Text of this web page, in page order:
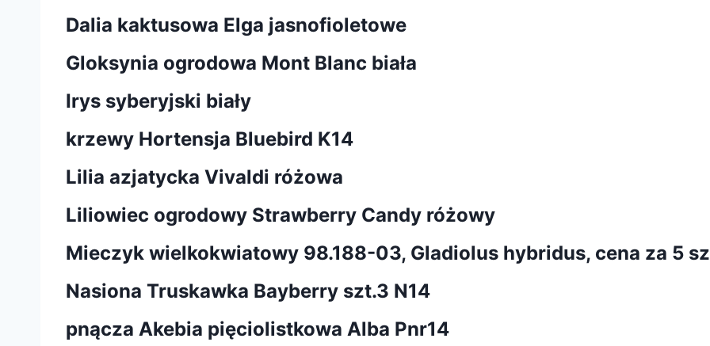
Dalia kaktusowa Elga jasnofioletowe
Gloksynia ogrodowa Mont Blanc biała
Irys syberyjski biały
krzewy Hortensja Bluebird K14
Lilia azjatycka Vivaldi różowa
Liliowiec ogrodowy Strawberry Candy różowy
Mieczyk wielkokwiatowy 98.188-03, Gladiolus hybridus, cena za 5
Nasiona Truskawka Bayberry szt.3 N14
pnącza Akebia pięciolistkowa Alba Pnr14